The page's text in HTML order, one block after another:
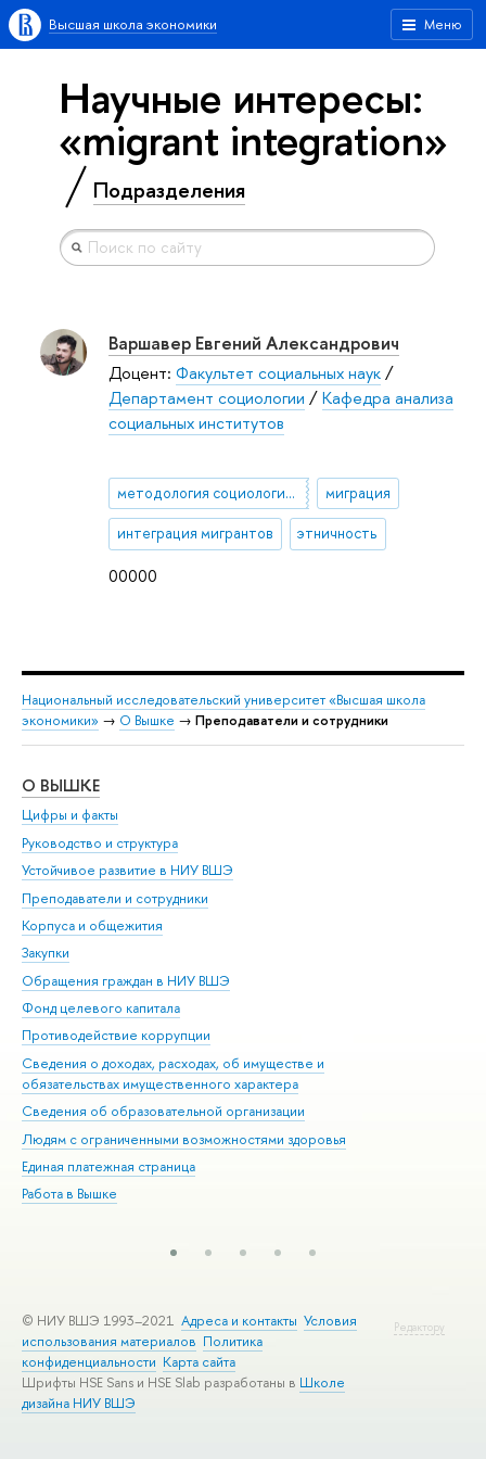
Меню
Высшая школа экономики
Научные интересы:
«migrant integration»
Подразделения
00000
Варшавер Евгений Александрович
Доцент: Факультет социальных наук/
Департамент социологии /Кафедра анализа
социальных институтов
методология социологического исследования миграция
интеграция мигрантов этничность
Национальный исследовательский университет «Высшая школа
экономики» → О Вышке → Преподаватели и сотрудники
О ВЫШКЕ
Цифры и факты
Руководство и структура
Устойчивое развитие в НИУ ВШЭ
Преподаватели и сотрудники
Корпуса и общежития
Закупки
Обращения граждан в НИУ ВШЭ
Фонд целевого капитала
Противодействие коррупции
Сведения о доходах, расходах, об имуществе и
обязательствах имущественного характера
Сведения об образовательной организации
Людям с ограниченными возможностями здоровья
Единая платежная страница
Работа в Вышке
Редактору
© НИУ ВШЭ 1993–2021 Адреса и контакты Условия
использования материалов Политика
конфиденциальности Карта сайта
Шрифты HSE Sans и HSE Slab разработаны в Школе
дизайна НИУ ВШЭ